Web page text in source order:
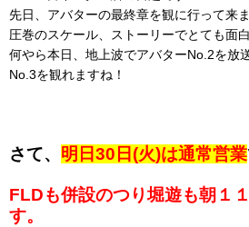
先日、アバターの最終章を観に行って来ま
圧巻のスケール、ストーリーでとても面
何やら本日、地上波でアバターNo.2を放
No.3を観れますね！
さて、 明日30日(火)は通常営業
FLDも併設のつり堀遊も朝１
す。